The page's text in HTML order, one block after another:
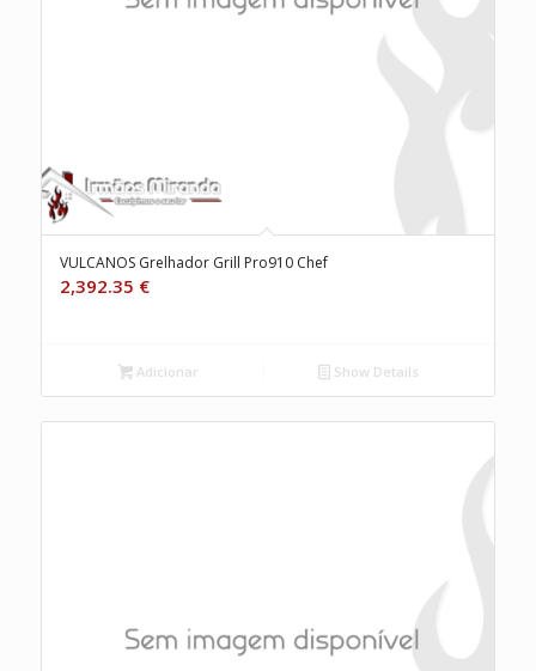
VULCANOS Grelhador Grill Pro910 Chef
2,392.35 €
Adicionar Show Details